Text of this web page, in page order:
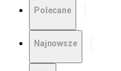
Polecane
Najnowsze